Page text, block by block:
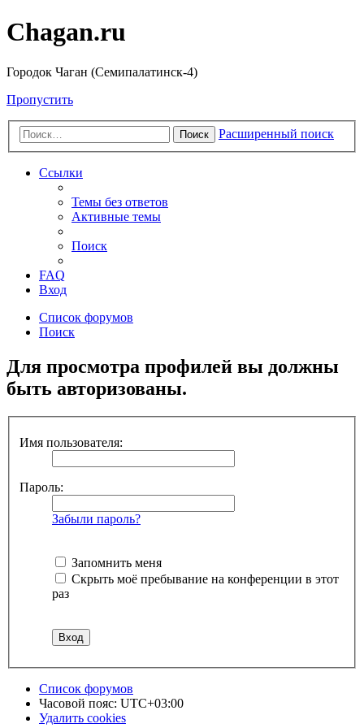
Chagan.ru
Городок Чаган (Семипалатинск-4)
Пропустить
Поиск Расширенный поиск
Ссылки
Темы без ответов
Активные темы
Поиск
FAQ
Вход
Список форумов
Поиск
Для просмотра профилей вы должны
быть авторизованы.
Имя пользователя:
Пароль:
Забыли пароль?
Запомнить меня
Скрыть моё пребывание на конференции в этот
раз
Список форумов
Часовой пояс: UTC+03:00
Удалить cookies